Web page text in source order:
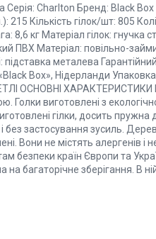
Серія: Charlton Бренд: Black
Кількість гілок/шт: 805
8,6 кг Матеріал гілок:
ПВХ Матеріал: повільно-
підставка металева
Box», Нідерланди
ОСНОВНІ ХАРАКТЕРИСТИКИ
Голки виготовлені з
гілки, досить
застосування зусиль.
Вони не містять алергенів і
безпеки країн Європи та
на багаторічне зберігання. В